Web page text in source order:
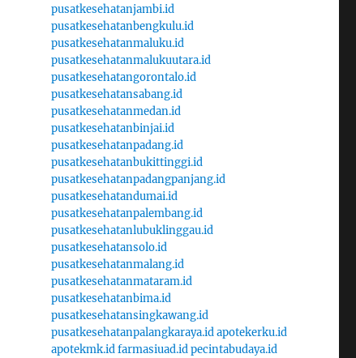
pusatkesehatanjambi.id
pusatkesehatanbengkulu.id
pusatkesehatanmaluku.id
pusatkesehatanmalukuutara.id
pusatkesehatangorontalo.id
pusatkesehatansabang.id
pusatkesehatanmedan.id
pusatkesehatanbinjai.id
pusatkesehatanpadang.id
pusatkesehatanbukittinggi.id
pusatkesehatanpadangpanjang.id
pusatkesehatandumai.id
pusatkesehatanpalembang.id
pusatkesehatanlubuklinggau.id
pusatkesehatansolo.id
pusatkesehatanmalang.id
pusatkesehatanmataram.id
pusatkesehatanbima.id
pusatkesehatansingkawang.id
pusatkesehatanpalangkaraya.idapotekerku.id
apotekmk.idfarmasiuad.idpecintabudaya.id